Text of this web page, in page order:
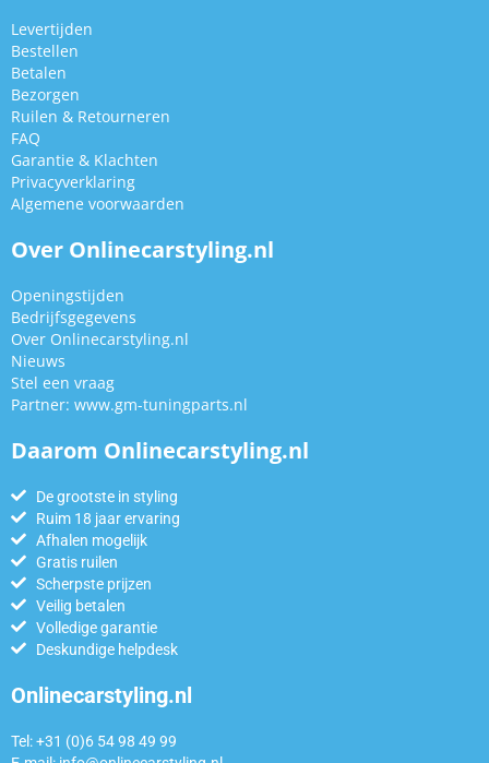
Levertijden
Bestellen
Betalen
Bezorgen
Ruilen & Retourneren
FAQ
Garantie & Klachten
Privacyverklaring
Algemene voorwaarden
Over Onlinecarstyling.nl
Openingstijden
Bedrijfsgegevens
Over Onlinecarstyling.nl
Nieuws
Stel een vraag
Partner: www.gm-tuningparts.nl
Daarom Onlinecarstyling.nl
De grootste in styling
Ruim 18 jaar ervaring
Afhalen mogelijk
Gratis ruilen
Scherpste prijzen
Veilig betalen
Volledige garantie
Deskundige helpdesk
Onlinecarstyling.nl
Tel: +31 (0)6 54 98 49 99